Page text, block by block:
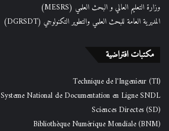
وزارة التعليم العالي و البحث العلمي (MESRS)
المديرية العامة للبحث العلمي والتطوير التكنولوجي (DGRSDT)
مكتبات افتراضية
Technique de l'Ingenieur (TI)
Systeme National de Documentation en Ligne SNDL
Sciences Directes (SD)
Bibliothèque Numérique Mondiale (BNM)